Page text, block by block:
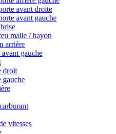
avant droite
avant gauche
malle / hayon
arrière
gauche
droit
gauche
vitesses